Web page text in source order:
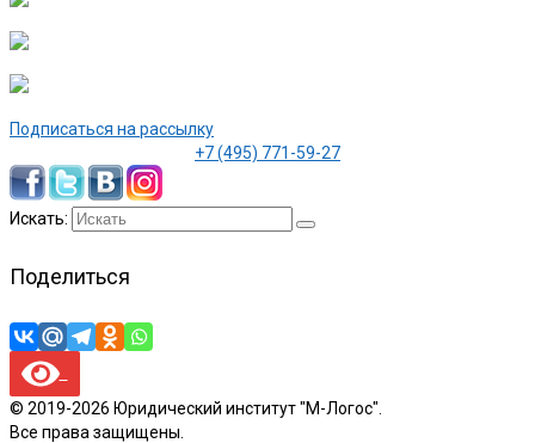
Подписаться на рассылку
+7 (495) 771-59-27
Искать:
Поделиться
© 2019-2026 Юридический институт "М-Логос".
Все права защищены.